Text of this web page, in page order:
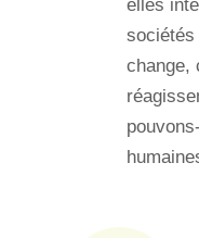
elles
sociétés
change,